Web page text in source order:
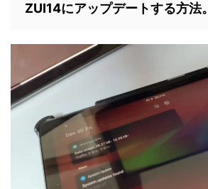
ZUI14にアップデートする方法。